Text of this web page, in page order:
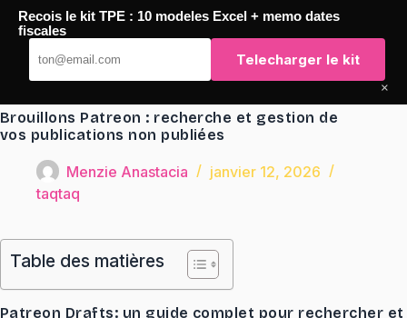
Passer
contenu
TaqTaq
Brouillons Patreon : recherche et gestion de
vos publications non publiées
Menzie Anastacia
janvier 12, 2026
taqtaq
Table des matières
Patreon Drafts: un guide complet pour rechercher et
Recois le kit TPE : 10 modeles Excel + memo dates
fiscales
Telecharger le kit
×